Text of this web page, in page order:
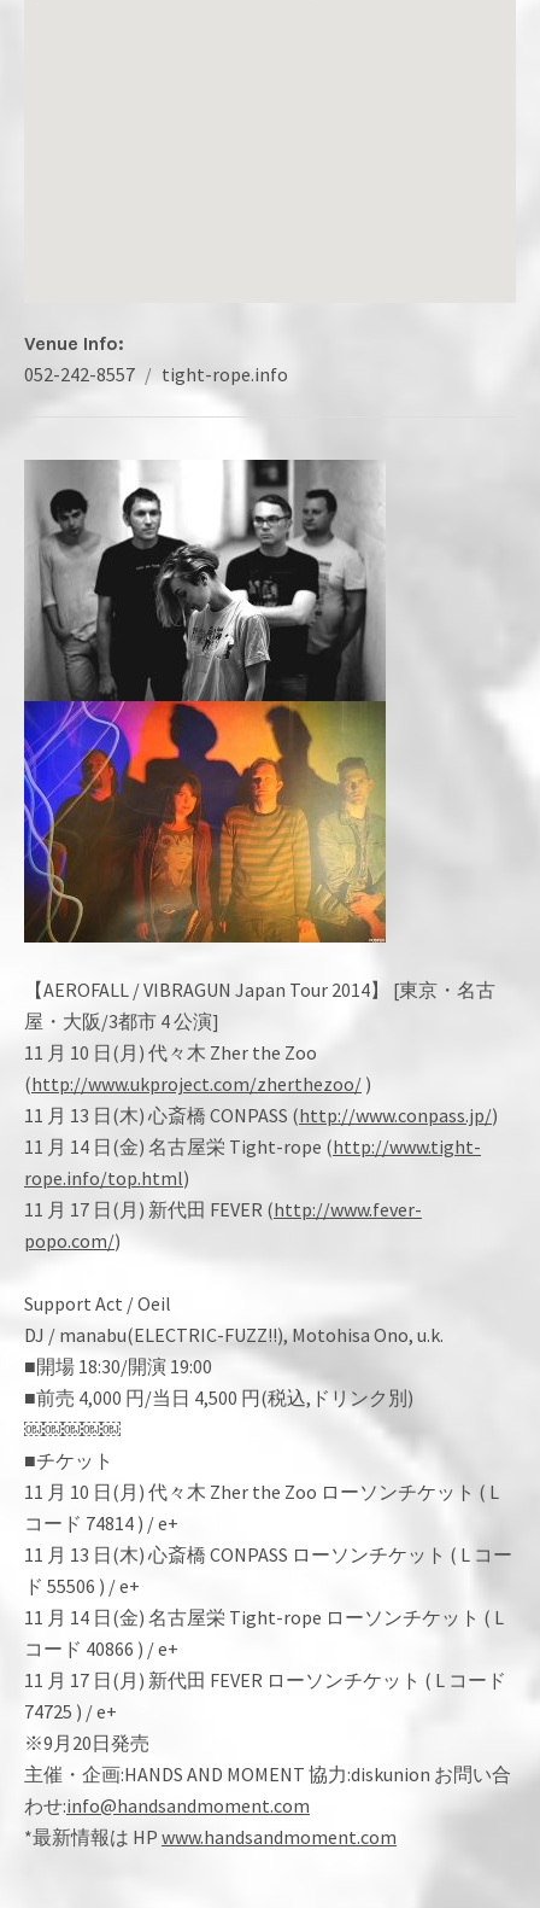
Venue Info
Address
名古屋市中区栄4丁目3-15丸美観光ビル3.5F
052-242-8557
Phone:
052-242-8557
tight-rope.info
【AEROFALL / VIBRAGUN Japan Tour 2014】 [東京・名古
屋・大阪/3都市 4 公演]
11 月 10 日(月) 代々木 Zher the Zoo
(http://www.ukproject.com/zherthezoo/ )
11 月 13 日(木) 心斎橋 CONPASS (http://www.conpass.jp/)
11 月 14 日(金) 名古屋栄 Tight-rope (http://www.tight-
rope.info/top.html)
11 月 17 日(月) 新代田 FEVER (http://www.fever-
popo.com/)
Support Act / Oeil
DJ / manabu(ELECTRIC-FUZZ!!), Motohisa Ono, u.k.
■開場 18:30/開演 19:00
■前売 4,000 円/当日 4,500 円(税込,ドリンク別)
￼￼￼￼￼
■チケット
11 月 10 日(月) 代々木 Zher the Zoo ローソンチケット ( L
コード 74814 ) / e+
11 月 13 日(木) 心斎橋 CONPASS ローソンチケット ( L コー
ド 55506 ) / e+
11 月 14 日(金) 名古屋栄 Tight-rope ローソンチケット ( L
コード 40866 ) / e+
11 月 17 日(月) 新代田 FEVER ローソンチケット ( L コード
74725 ) / e+
※9月20日発売
主催・企画:HANDS AND MOMENT 協力:diskunion お問い合
わせ:info@handsandmoment.com
*最新情報は HP www.handsandmoment.com